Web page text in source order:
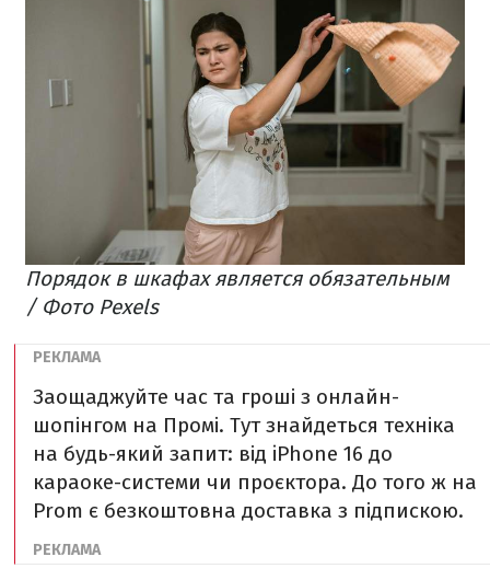
Порядок в шкафах является обязательным
/ Фото Pexels
Заощаджуйте час та гроші з онлайн-
шопінгом на Промі. Тут знайдеться техніка
на будь-який запит: від iPhone 16 до
караоке-системи чи проєктора. До того ж на
Prom є безкоштовна доставка з підпискою.